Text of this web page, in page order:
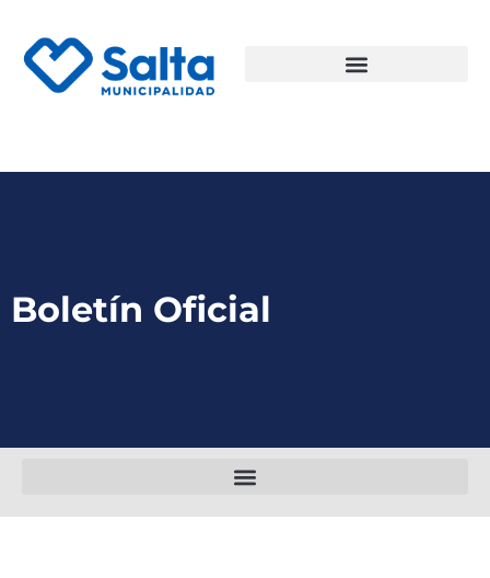
Boletín Oficial